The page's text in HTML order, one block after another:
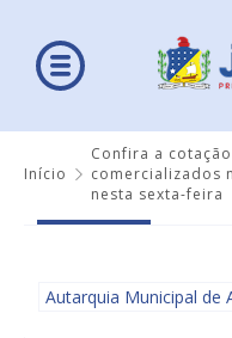
Início
Confira a
comercializados
nesta sexta-feira
Autarquia Municipal de